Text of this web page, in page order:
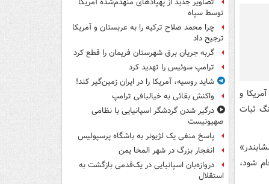
و
ثبات
شود،
تصاویر جدید از پهپادهای منهدم‌شده آمریکا
توسط سپاه
چرا محمد صلاح ترکیه را به عربستان و آمریکا
ترجیح داد
گربه جریان برق شهرستان فریمان را قطع کرد
ترامپ سوئیس را تهدید کرد
شاید روسیه، آمریکا را در ایران زمین‌گیر کند!
واکنش بقائی به خیالبافی ترامپ
درگیر شدن گردشگر اسپانیایی با نظامی
صهیونیست
پاسخ منفی یک لژیونر به باشگاه پرسپولیس
انفجار بزرگ در شهر المخا یمن
دروازه‌بان اسپانیایی در یک‌قدمی بازگشت به
استقلال